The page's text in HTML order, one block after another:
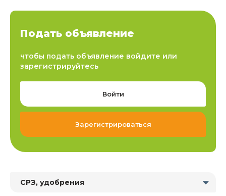
Подать объявление
чтобы подать объявление войдите или
зарегистрируйтесь
Войти
Зарегистрироваться
СРЗ, удобрения